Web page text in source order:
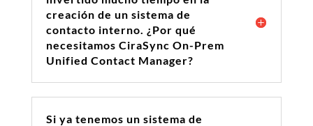
creación de un sistema de
contacto interno. ¿Por qué
necesitamos CiraSync On-Prem
Unified Contact Manager?
Si ya tenemos un sistema de